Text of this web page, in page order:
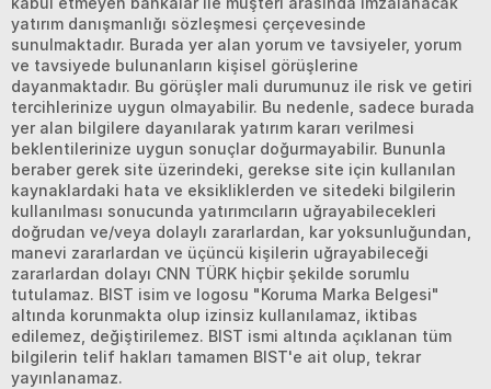
yatırım danışmanlığı sözleşmesi çerçevesinde
sunulmaktadır. Burada yer alan yorum ve tavsiyeler, yorum
ve tavsiyede bulunanların kişisel görüşlerine
dayanmaktadır. Bu görüşler mali durumunuz ile risk ve getiri
tercihlerinize uygun olmayabilir. Bu nedenle, sadece burada
yer alan bilgilere dayanılarak yatırım kararı verilmesi
beklentilerinize uygun sonuçlar doğurmayabilir. Bununla
beraber gerek site üzerindeki, gerekse site için kullanılan
kaynaklardaki hata ve eksikliklerden ve sitedeki bilgilerin
kullanılması sonucunda yatırımcıların uğrayabilecekleri
doğrudan ve/veya dolaylı zararlardan, kar yoksunluğundan,
manevi zararlardan ve üçüncü kişilerin uğrayabileceği
zararlardan dolayı CNN TÜRK hiçbir şekilde sorumlu
tutulamaz. BIST isim ve logosu "Koruma Marka Belgesi"
altında korunmakta olup izinsiz kullanılamaz, iktibas
edilemez, değiştirilemez. BIST ismi altında açıklanan tüm
bilgilerin telif hakları tamamen BIST'e ait olup, tekrar
yayınlanamaz.